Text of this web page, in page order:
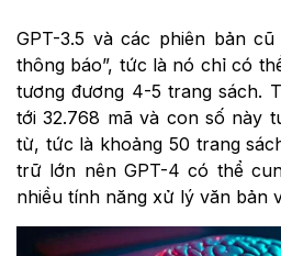
GPT-3.5 và các phiên bản
thông báo”, tức là nó chỉ có
tương đương 4-5 trang sách.
tới 32.768 mã và con số này
từ, tức là khoảng 50 trang
trữ lớn nên GPT-4 có thể
nhiều tính năng xử lý văn bản